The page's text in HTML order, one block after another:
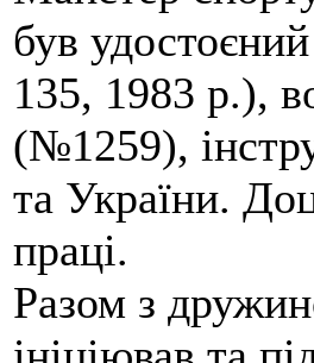
був
135, 1983 р.),
(№1259),
та України.
праці.
Разом з